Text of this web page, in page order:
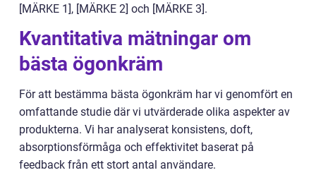
[MÄRKE 1], [MÄRKE 2] och [MÄRKE 3].
Kvantitativa mätningar om
bästa ögonkräm
För att bestämma bästa ögonkräm har vi genomfört en
omfattande studie där vi utvärderade olika aspekter av
produkterna. Vi har analyserat konsistens, doft,
absorptionsförmåga och effektivitet baserat på
feedback från ett stort antal användare.